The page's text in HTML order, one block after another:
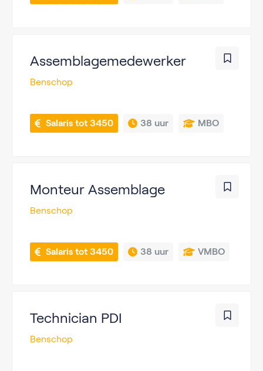
Assemblagemedewerker
Benschop
Salaris tot 3450 38 uur MBO
Monteur Assemblage
Benschop
Salaris tot 3450 38 uur VMBO
Technician PDI
Benschop